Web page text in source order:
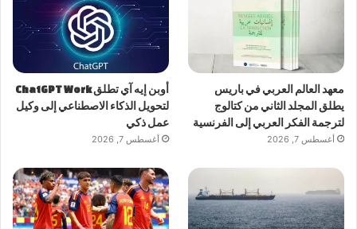
معهد العالم العربي في باريس
يطلق المجلد الثاني من كتالوج
لترجمة الفكر العربي إلى الفرنسية
أغسطس 7, 2026
أوبن إيه آي تطلق ChatGPT Work
لتحويل الذكاء الاصطناعي إلى وكيل
عمل ذكي
أغسطس 7, 2026